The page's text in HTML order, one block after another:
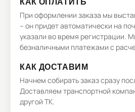
При оформлении заказа мы
– он придет автоматически на
указали во время регистрации.
безналичными платежами с
КАК ДОСТАВИМ
Начнем собирать заказ сразу
Доставляем транспортной
другой ТК.